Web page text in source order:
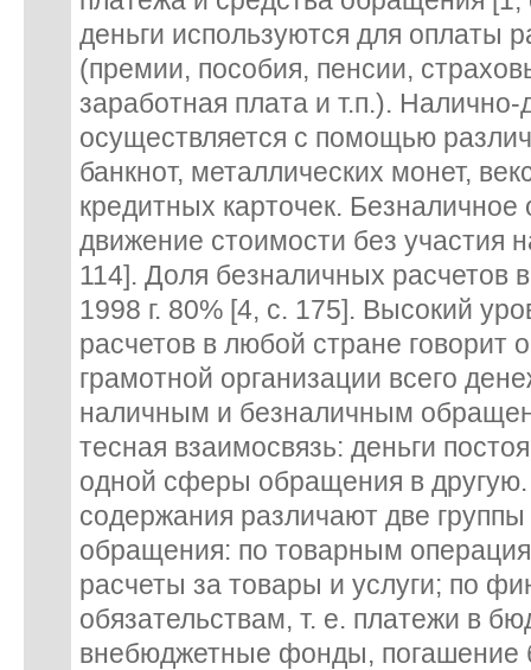
деньги используются для оплаты
(премии, пособия, пенсии,
заработная плата и т.п.).
осуществляется с помощью
банкнот, металлических монет,
кредитных карточек.
движение стоимости без участия
114]. Доля безналичных расчетов
1998 г. 80% [4, с. 175]. Высокий
расчетов в любой стране говорит
грамотной организации всего
наличным и безналичным
тесная взаимосвязь: деньги
одной сферы обращения в
содержания различают две группы
обращения: по товарным
расчеты за товары и услуги; по
обязательствам, т. е. платежи в
внебюджетные фонды, погашение